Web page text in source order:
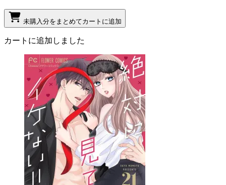
未購入分をまとめてカートに追加
カートに追加しました